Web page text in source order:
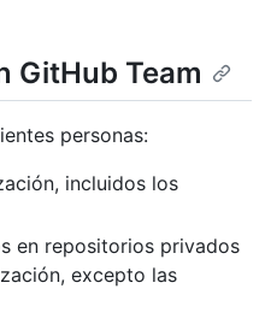
GitHub Team
personas:
incluidos los
en repositorios privados
excepto las